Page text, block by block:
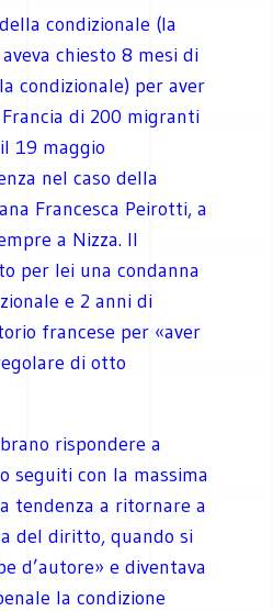
condizionale (la
chiesto 8 mesi di
condizionale) per aver
di 200 migranti
19 maggio
nel caso della
Francesca Peirotti, a
a Nizza. Il
per lei una condanna
e 2 anni di
francese per «aver
di otto
rispondere a
seguiti con la massima
tendenza a ritornare a
del diritto, quando si
d’autore» e diventava
la condizione